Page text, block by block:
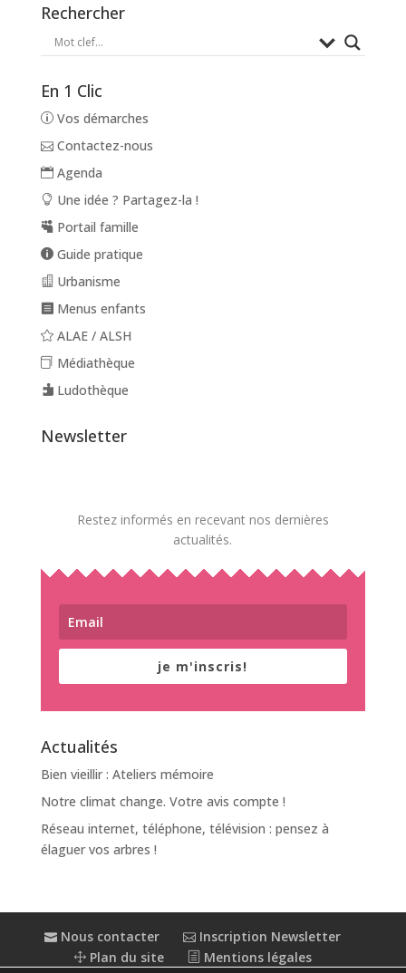
Rechercher
En 1 Clic
Vos démarches
Contactez-nous
Agenda
Une idée ? Partagez-la !
Portail famille
Guide pratique
Urbanisme
Menus enfants
ALAE / ALSH
Médiathèque
Ludothèque
Newsletter
Restez informés en recevant nos dernières
actualités.
je m'inscris!
Actualités
Bien vieillir : Ateliers mémoire
Notre climat change. Votre avis compte !
Réseau internet, téléphone, télévision : pensez à
élaguer vos arbres !
Nous contacter
Inscription Newsletter
Plan du site
Mentions légales